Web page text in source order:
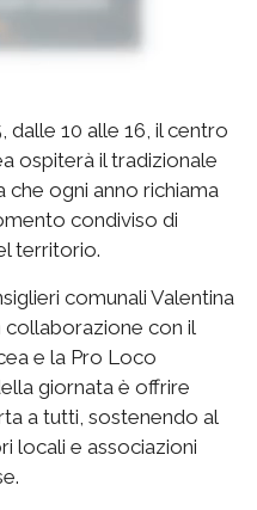
dalle 10 alle 16, il centro
ospiterà il tradizionale
che ogni anno richiama
condiviso di
territorio.
comunali Valentina
collaborazione con il
e la Pro Loco
giornata è offrire
a tutti, sostenendo al
locali e associazioni